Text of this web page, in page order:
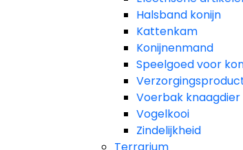
Halsband konijn
Kattenkam
Konijnenmand
Speelgoed voor
Voerbak knaagdier
Vogelkooi
Zindelijkheid